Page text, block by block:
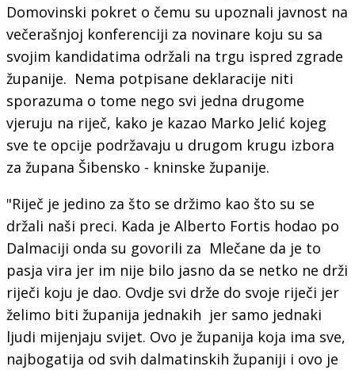
Domovinski pokret o čemu su upoznali javnost na
večerašnjoj konferenciji za novinare koju su sa
svojim kandidatima održali na trgu ispred zgrade
županije. Nema potpisane deklaracije niti
sporazuma o tome nego svi jedna drugome
vjeruju na riječ, kako je kazao Marko Jelić kojeg
sve te opcije podržavaju u drugom krugu izbora
za župana Šibensko - kninske županije.
"Riječ je jedino za što se držimo kao što su se
držali naši preci. Kada je Alberto Fortis hodao po
Dalmaciji onda su govorili za Mlečane da je to
pasja vira jer im nije bilo jasno da se netko ne drži
riječi koju je dao. Ovdje svi drže do svoje riječi jer
želimo biti županija jednakih jer samo jednaki
ljudi mijenjaju svijet. Ovo je županija koja ima sve,
najbogatija od svih dalmatinskih županiji i ovo je